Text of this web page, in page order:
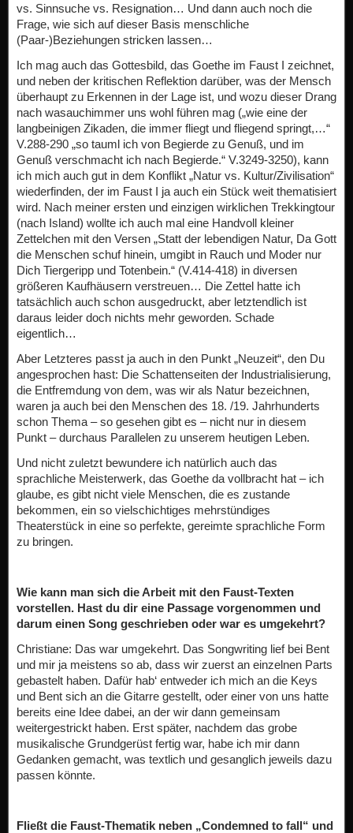
vs. Sinnsuche vs. Resignation… Und dann auch noch die
Frage, wie sich auf dieser Basis menschliche
(Paar-)Beziehungen stricken lassen…
Ich mag auch das Gottesbild, das Goethe im Faust I zeichnet,
und neben der kritischen Reflektion darüber, was der Mensch
überhaupt zu Erkennen in der Lage ist, und wozu dieser Drang
nach wasauchimmer uns wohl führen mag („wie eine der
langbeinigen Zikaden, die immer fliegt und fliegend springt,…“
V.288-290 „so tauml ich von Begierde zu Genuß, und im
Genuß verschmacht ich nach Begierde.“ V.3249-3250), kann
ich mich auch gut in dem Konflikt „Natur vs. Kultur/Zivilisation“
wiederfinden, der im Faust I ja auch ein Stück weit thematisiert
wird. Nach meiner ersten und einzigen wirklichen Trekkingtour
(nach Island) wollte ich auch mal eine Handvoll kleiner
Zettelchen mit den Versen „Statt der lebendigen Natur, Da Gott
die Menschen schuf hinein, umgibt in Rauch und Moder nur
Dich Tiergeripp und Totenbein.“ (V.414-418) in diversen
größeren Kaufhäusern verstreuen… Die Zettel hatte ich
tatsächlich auch schon ausgedruckt, aber letztendlich ist
daraus leider doch nichts mehr geworden. Schade
eigentlich…
Aber Letzteres passt ja auch in den Punkt „Neuzeit“, den Du
angesprochen hast: Die Schattenseiten der Industrialisierung,
die Entfremdung von dem, was wir als Natur bezeichnen,
waren ja auch bei den Menschen des 18. /19. Jahrhunderts
schon Thema – so gesehen gibt es – nicht nur in diesem
Punkt – durchaus Parallelen zu unserem heutigen Leben.
Und nicht zuletzt bewundere ich natürlich auch das
sprachliche Meisterwerk, das Goethe da vollbracht hat – ich
glaube, es gibt nicht viele Menschen, die es zustande
bekommen, ein so vielschichtiges mehrstündiges
Theaterstück in eine so perfekte, gereimte sprachliche Form
zu bringen.
Wie kann man sich die Arbeit mit den Faust-Texten
vorstellen. Hast du dir eine Passage vorgenommen und
darum einen Song geschrieben oder war es umgekehrt?
Christiane: Das war umgekehrt. Das Songwriting lief bei Bent
und mir ja meistens so ab, dass wir zuerst an einzelnen Parts
gebastelt haben. Dafür hab‘ entweder ich mich an die Keys
und Bent sich an die Gitarre gestellt, oder einer von uns hatte
bereits eine Idee dabei, an der wir dann gemeinsam
weitergestrickt haben. Erst später, nachdem das grobe
musikalische Grundgerüst fertig war, habe ich mir dann
Gedanken gemacht, was textlich und gesanglich jeweils dazu
passen könnte.
Fließt die Faust-Thematik neben „Condemned to fall“ und